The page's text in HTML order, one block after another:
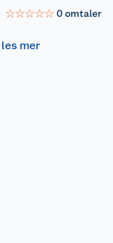
☆☆☆☆☆ 0omtaler
les mer